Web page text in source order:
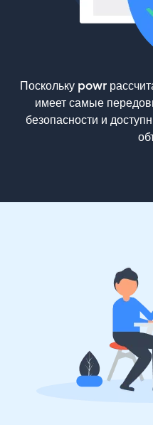
Поскольку powr
имеет самые
безопасности и